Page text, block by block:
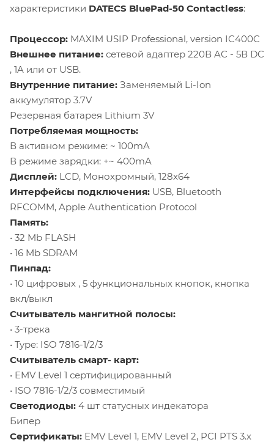
характеристики DATECS BluePad-50 Contactless:
Процессор: MAXIM USIP Professional, version IC400C
Внешнее питание: сетевой адаптер 220В AC - 5В DC
, 1A или от USB.
Внутренние питание: Заменяемый Li-Ion
аккумулятор 3.7V
Резервная батарея Lithium 3V
Потребляемая мощность:
В активном режиме: ~ 100mA
В режиме зарядки: +~ 400mA
Дисплей: LCD, Монохромный, 128x64
Интерфейсы подключения: USB, Bluetooth
RFCOMM, Apple Authentication Protocol
Память:
• 32 Mb FLASH
• 16 Mb SDRAM
Пинпад:
• 10 цифровых , 5 функциональных кнопок, кнопка
вкл/выкл
Считыватель мангитной полосы:
• 3-трека
• Type: ISO 7816-1/2/3
Считыватель смарт- карт:
• EMV Level 1 сертифицированный
• ISO 7816-1/2/3 совместимый
Светодиоды: 4 шт статусных индекатора
Бипер
Сертификаты: EMV Level 1, EMV Level 2, PCI PTS 3.x